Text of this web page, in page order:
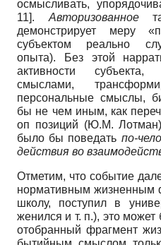
осмысливать,
11]. Авторизованное
демонстрирует меру
субъектом реально
опыта). Без этой
активности
смыслами,
персональные смыслы,
бы не чем иным, как
оп позиций (Ю.М.
было бы поведать по-
действия во
Отметим, что событие
нормативным жизненным
школу, поступил в
женился и т. п.), это может
отобранный фрагмент